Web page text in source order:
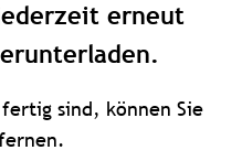
erneut
sind, können Sie